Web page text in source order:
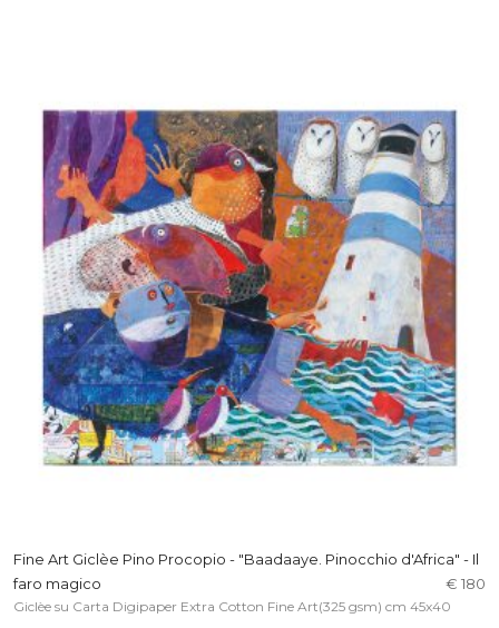
Fine Art Giclèe Pino Procopio - "Baadaaye. Pinocchio d'Africa" - Il
faro magico
€ 180
Giclèe su Carta Digipaper Extra Cotton Fine Art(325 gsm) cm 45x40